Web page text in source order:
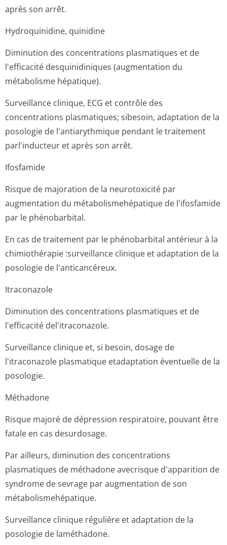
après son arrêt.
Hydroquinidine, quinidine
Diminution des concentrations plasmatiques et de
l'efficacité desquinidiniques (augmentation du
métabolisme hépatique).
Surveillance clinique, ECG et contrôle des
concentrations plasmatiques; sibesoin, adaptation de la
posologie de l'antiarythmique pendant le traitement
parl'inducteur et après son arrêt.
Ifosfamide
Risque de majoration de la neurotoxicité par
augmentation du métabolismehé­patique de l'ifosfamide
par le phénobarbital.
En cas de traitement par le phénobarbital antérieur à la
chimiothérapie :surveillance clinique et adaptation de la
posologie de l'anticancéreux.
Itraconazole
Diminution des concentrations plasmatiques et de
l'efficacité del'itraconazole.
Surveillance clinique et, si besoin, dosage de
l'itraconazole plasmatique etadaptation éventuelle de la
posologie.
Méthadone
Risque majoré de dépression respiratoire, pouvant être
fatale en cas desurdosage.
Par ailleurs, diminution des concentrations
plasmatiques de méthadone avecrisque d'apparition de
syndrome de sevrage par augmentation de son
métabolismehé­patique.
Surveillance clinique régulière et adaptation de la
posologie de laméthadone.